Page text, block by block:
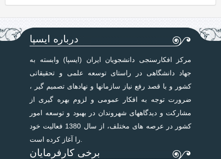
درباره ایسپا
مرکز افکارسنجی دانشجویان ایران (ایسپا) وابسته به
جهاد دانشگاهی در راستای توسعه علمی و تحقیقاتی
کشور و با قصد رفع نیاز سازمانها و نهادهای تصمیم گیر ،
ضرورت توجه به افکار عمومی و لزوم بهره گیری از
مشارکت و دیدگاههای شهروندان در بهبود و توسعه امور
کشور در عرصه های مختلف، از سال 1380 فعالیت خود
را آغاز کرده است.
برخی کارفرمایان